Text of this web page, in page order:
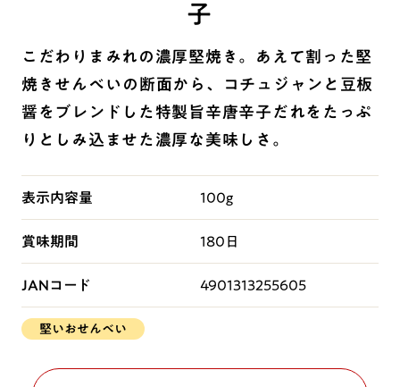
子
こだわりまみれの濃厚堅焼き。あえて割った堅
焼きせんべいの断面から、コチュジャンと豆板
醤をブレンドした特製旨辛唐辛子だれをたっぷ
りとしみ込ませた濃厚な美味しさ。
表示内容量 100g
賞味期間 180日
JANコード 4901313255605
堅いおせんべい